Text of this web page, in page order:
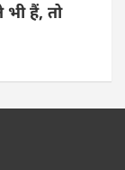
हैं, तो